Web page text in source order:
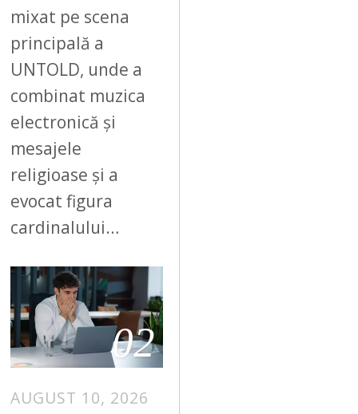
mixat pe scena
principală a
UNTOLD, unde a
combinat muzica
electronică și
mesajele
religioase și a
evocat figura
cardinalului…
02
AUGUST 10, 2026